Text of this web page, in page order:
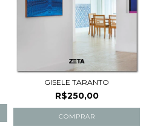
GISELE TARANTO
R$250,00